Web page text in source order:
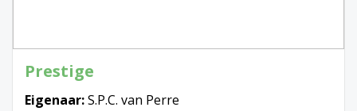
Prestige
Eigenaar:S.P.C. van Perre